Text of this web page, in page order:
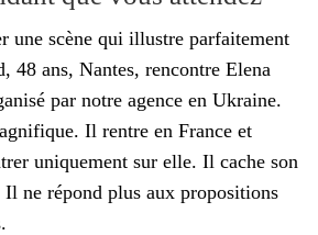
une scène qui illustre parfaitement
48 ans, Nantes, rencontre Elena
par notre agence en Ukraine.
Il rentre en France et
uniquement sur elle. Il cache son
ne répond plus aux propositions